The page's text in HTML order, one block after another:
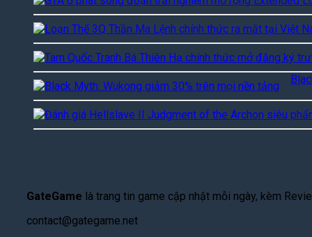
GateGame là trang tin game cập nhật mỗi ngày, kèm
contact@gategame.net